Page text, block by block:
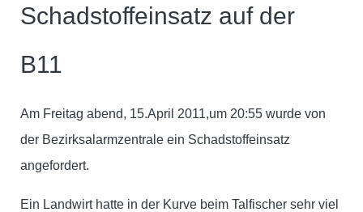
Schadstoffeinsatz auf der
B11
Am Freitag abend, 15.April 2011,um 20:55 wurde von
der Bezirksalarmzentrale ein Schadstoffeinsatz
angefordert.
Ein Landwirt hatte in der Kurve beim Talfischer sehr viel